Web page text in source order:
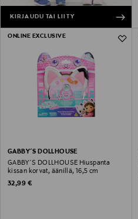
KIRJAUDU TAI LIITY
ONLINE EXCLUSIVE
GABBY´S DOLLHOUSE
GABBY´S DOLLHOUSE Hiuspanta
kissan korvat, äänillä, 16,5 cm
Original Price
32,99 €